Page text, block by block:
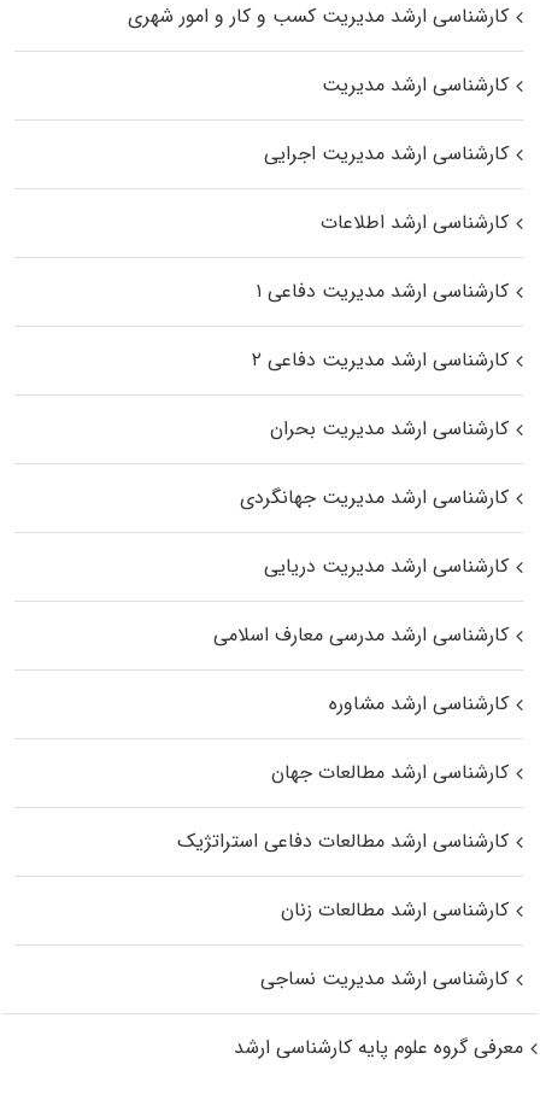
کارشناسی ارشد مدیریت کسب و کار و امور شهری
کارشناسی ارشد مدیریت
کارشناسی ارشد مدیریت اجرایی
کارشناسی ارشد اطلاعات
کارشناسی ارشد مدیریت دفاعی ۱
کارشناسی ارشد مدیریت دفاعی ۲
کارشناسی ارشد مدیریت بحران
کارشناسی ارشد مدیریت جهانگردی
کارشناسی ارشد مدیریت دریایی
کارشناسی ارشد مدرسی معارف اسلامی
کارشناسی ارشد مشاوره
کارشناسی ارشد مطالعات جهان
کارشناسی ارشد مطالعات دفاعی استراتژیک
کارشناسی ارشد مطالعات زنان
کارشناسی ارشد مدیریت نساجی
معرفی گروه علوم پایه کارشناسی ارشد